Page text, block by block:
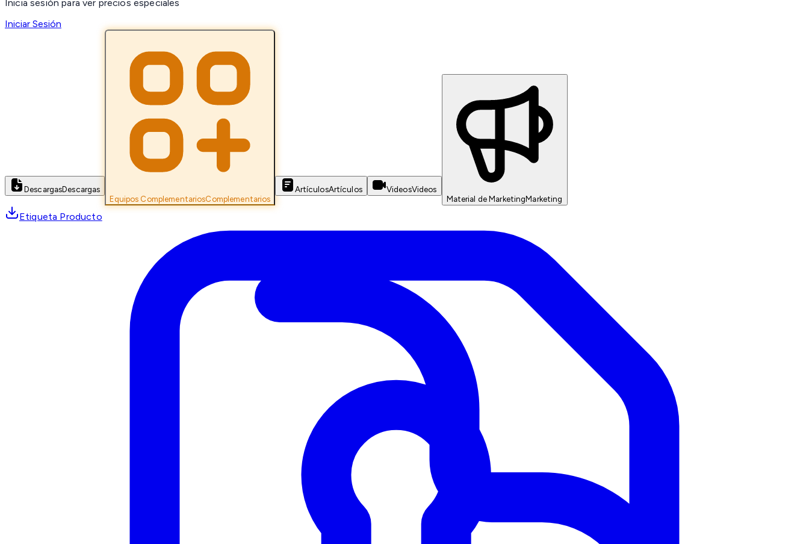
Inicia sesión para ver precios especiales
Iniciar Sesión
DescargasDescargas
Equipos ComplementariosComplementarios
ArtículosArtículos VideosVideos
Material de MarketingMarketing
Etiqueta Producto